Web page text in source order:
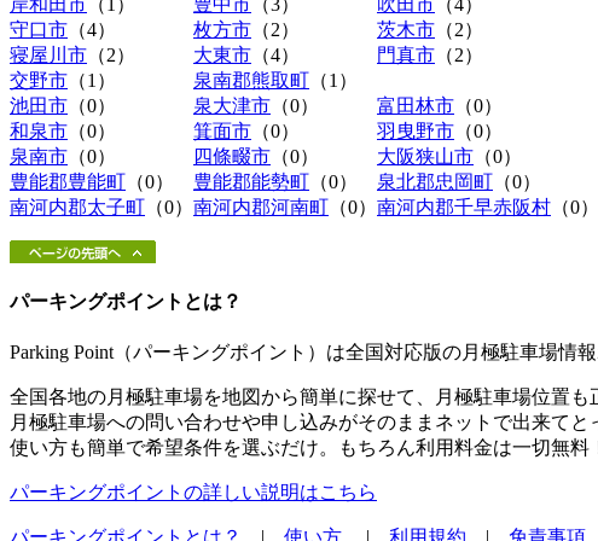
岸和田市 （1） 豊中市 （3） 吹田市 （4）
守口市 （4） 枚方市 （2） 茨木市 （2）
寝屋川市 （2） 大東市 （4） 門真市 （2）
交野市 （1） 泉南郡熊取町 （1）
池田市 （0） 泉大津市 （0） 富田林市 （0）
和泉市 （0） 箕面市 （0） 羽曳野市 （0）
泉南市 （0） 四條畷市 （0） 大阪狭山市 （0）
豊能郡豊能町 （0） 豊能郡能勢町 （0） 泉北郡忠岡町 （0）
南河内郡太子町 （0） 南河内郡河南町 （0） 南河内郡千早赤阪村 （0）
パーキングポイントとは？
Parking Point（パーキングポイント）は全国対応版の月極駐車場情
全国各地の月極駐車場を地図から簡単に探せて、月極駐車場位置も
月極駐車場への問い合わせや申し込みがそのままネットで出来てと
使い方も簡単で希望条件を選ぶだけ。もちろん利用料金は一切無料
パーキングポイントの詳しい説明はこちら
パーキングポイントとは？ | 使い方 | 利用規約 | 免責事項